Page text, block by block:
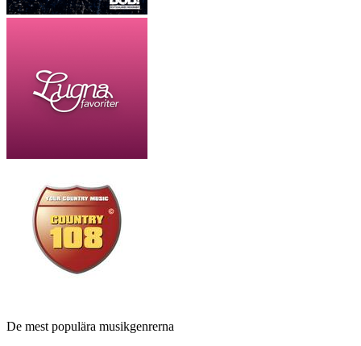
De mest populära musikgenrerna